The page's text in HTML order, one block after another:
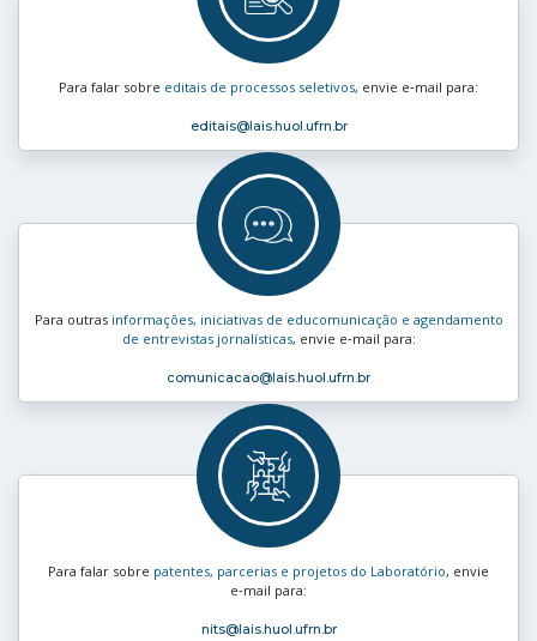
Para falar sobre editais de processos seletivos, envie e‑mail para:
editais@lais.huol.ufrn.br
Para outras informações, iniciativas de educomunicação e agendamento
de entrevistas jornalísticas, envie e‑mail para:
comunicacao@lais.huol.ufrn.br
Para falar sobre patentes, parcerias e projetos do Laboratório, envie
e‑mail para:
nits@lais.huol.ufrn.br